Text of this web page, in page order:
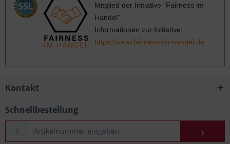
Mitglied der Initiative "Fairness im
Handel".
Informationen zur Initiative:
https://www.fairness-im-handel.de
Kontakt
Schnellbestellung